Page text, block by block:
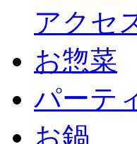
アクセ
お惣菜
パーテ
お鍋